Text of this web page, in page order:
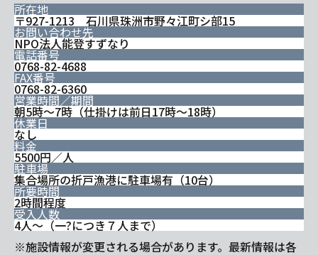
所在地
〒927-1213 石川県珠洲市野々江町シ部15
お問い合わせ先
NPO法人能登すずなり
電話番号
0768-82-4688
FAX番号
0768-82-6360
営業時間／期間
朝5時～7時（仕掛けは前日17時～18時）
休業日
なし
料金
5500円／人
駐車場
集合場所の折戸漁港に駐車場有（10台）
所要時間
2時間程度
受入人数
4人～（一?につき７人まで）
※施設情報が変更される場合があります。最新情報は各